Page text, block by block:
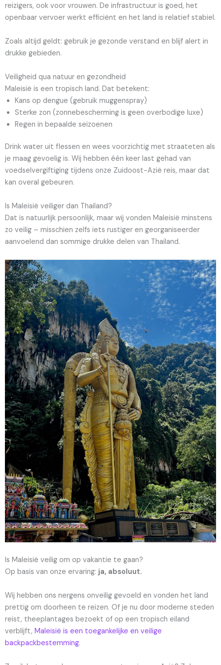
reizigers, ook voor vrouwen. De infrastructuur is goed, het
openbaar vervoer werkt efficiënt en het land is relatief stabiel.
Zoals altijd geldt: gebruik je gezonde verstand en blijf alert in
drukke gebieden.
Veiligheid qua natuur en gezondheid
Maleisië is een tropisch land. Dat betekent:
Kans op dengue (gebruik muggenspray)
Sterke zon (zonnebescherming is geen overbodige luxe)
Regen in bepaalde seizoenen
Drink water uit flessen en wees voorzichtig met straateten als
je maag gevoelig is. Wij hebben één keer last gehad van
voedselvergiftiging tijdens onze Zuidoost-Azië reis, maar dat
kan overal gebeuren.
Is Maleisië veiliger dan Thailand?
Dat is natuurlijk persoonlijk, maar wij vonden Maleisië minstens
zo veilig – misschien zelfs iets rustiger en georganiseerder
aanvoelend dan sommige drukke delen van Thailand.
Is Maleisië veilig om op vakantie te gaan?
Op basis van onze ervaring: ja, absoluut.
Wij hebben ons nergens onveilig gevoeld en vonden het land
prettig om doorheen te reizen. Of je nu door moderne steden
reist, theeplantages bezoekt of op een tropisch eiland
verblijft, Maleisië is een toegankelijke en veilige
backpackbestemming.